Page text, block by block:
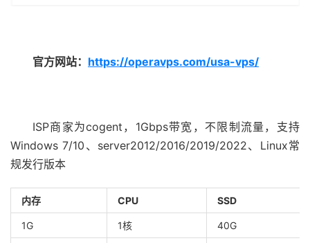
官方网站： https://operavps.com/usa-vps/
ISP商家为cogent，1Gbps带宽，不限制流量，支持
Windows 7/10、server2012/2016/2019/2022、Linux常
规发行版本
内存 CPU SSD
1G 1核 40G